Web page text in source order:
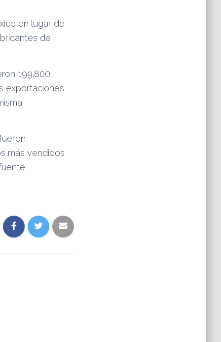
en lugar de
de
199.800
exportaciones
más vendidos